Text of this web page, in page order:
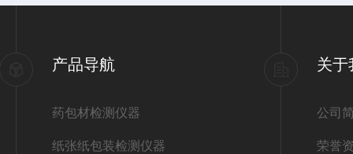
产品导航
药包材检测仪器
纸张纸包装检测仪器
关于
公司
荣誉